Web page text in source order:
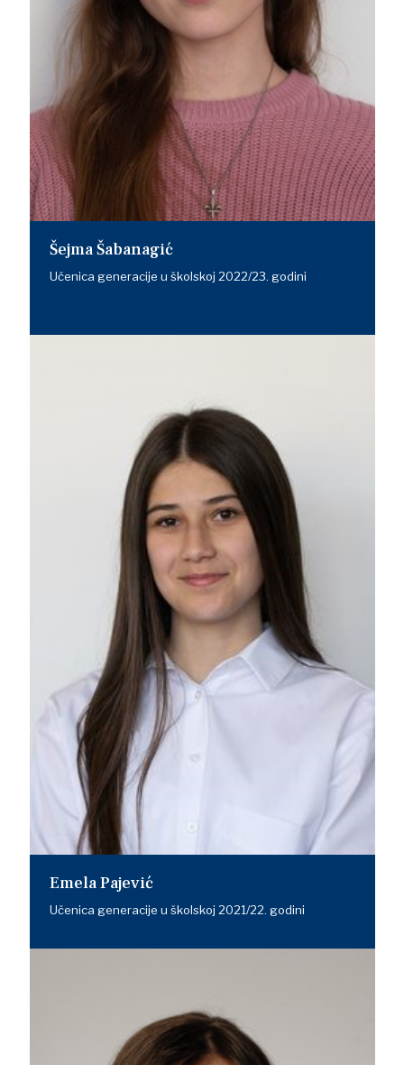
Šejma Šabanagić
Učenica generacije u školskoj 2022/23. godini
Emela Pajević
Učenica generacije u školskoj 2021/22. godini